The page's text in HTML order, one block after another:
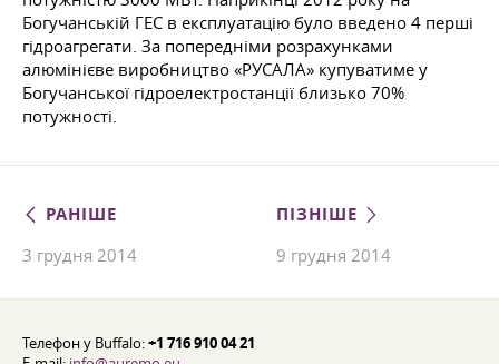
Богучанській ГЕС в експлуатацію було введено 4 перші
гідроагрегати. За попередніми розрахунками
алюмінієве виробництво «РУСАЛА» купуватиме у
Богучанської гідроелектростанції близько 70%
потужності.
РАНІШЕ
3 грудня 2014
ПІЗНІШЕ
9 грудня 2014
Телефон у Buffalo:+1 716 910 04 21